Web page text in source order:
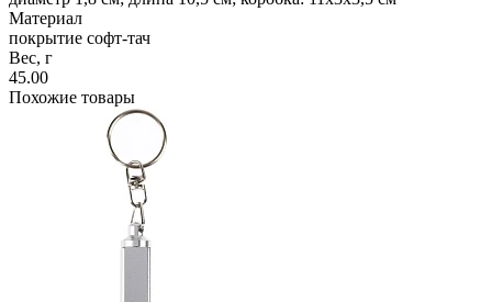
Материал
покрытие софт-тач
Вес, г
45.00
Похожие товары